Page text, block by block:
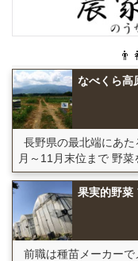
なべくら高
長野県の最北端にあ
月～11月末位まで 野菜
果実的野菜
前職は種苗メーカー